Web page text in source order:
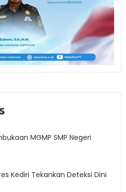
MGMP SMP Negeri
Kediri Tekankan Deteksi Dini